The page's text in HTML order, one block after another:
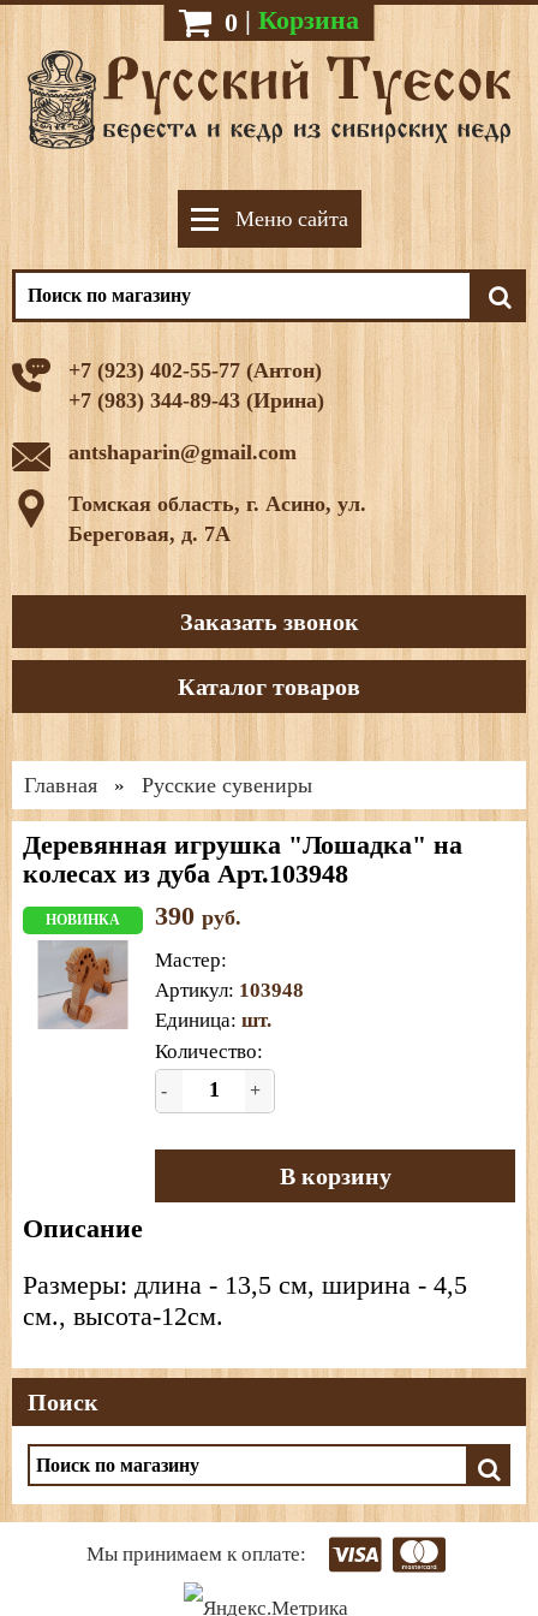
0 | Корзина
Меню сайта
+7 (923) 402-55-77 (Антон)
+7 (983) 344-89-43 (Ирина)
antshaparin@gmail.com
Томская область, г. Асино, ул.
Береговая, д. 7А
Заказать звонок
Каталог товаров
Главная » Русские сувениры
Деревянная игрушка "Лошадка" на
колесах из дуба Арт.103948
НОВИНКА 390 руб.
Мастер:
Артикул: 103948
Единица: шт.
Количество:
- +
В корзину
Описание
Размеры: длина - 13,5 см, ширина - 4,5
см., высота-12см.
Поиск
Мы принимаем к оплате: